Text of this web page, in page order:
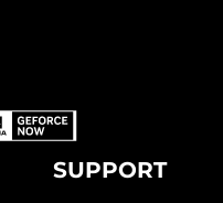
SUPPORT